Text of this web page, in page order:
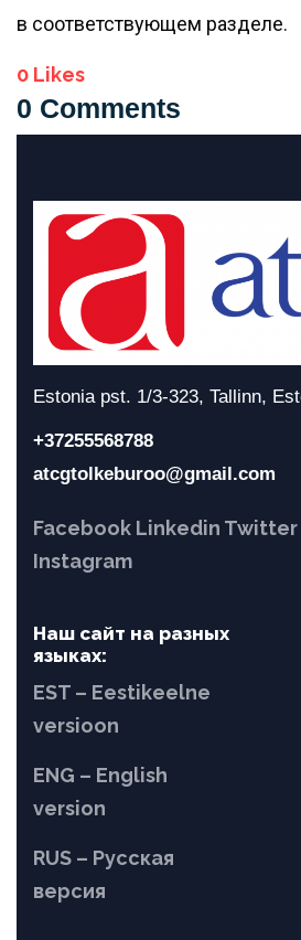
в соответствующем разделе.
0 Likes
0 Comments
Estonia pst. 1/3-323, Tallinn,
+37255568788
atcgtolkeburoo@gmail.com
Facebook Linkedin Twitter
Instagram
Наш сайт на разных
языках:
EST – Eestikeelne
versioon
ENG – English
version
RUS – Русская
версия